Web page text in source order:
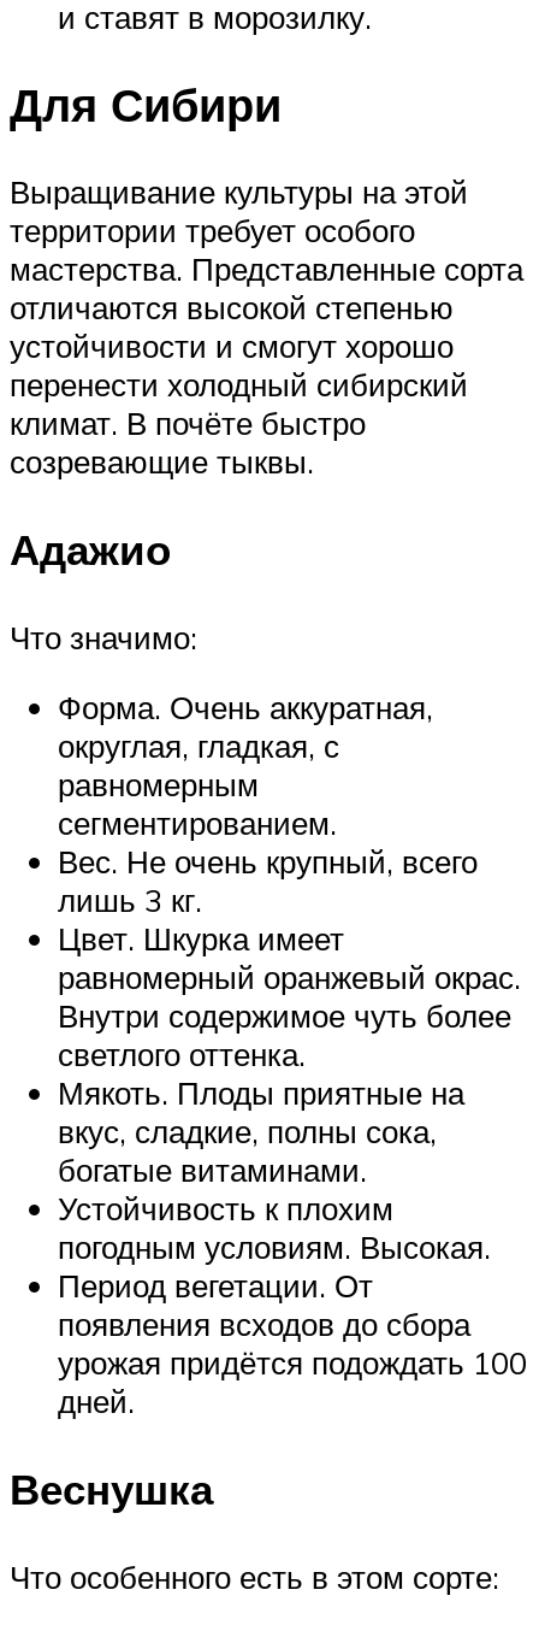
и ставят в морозилку.
Для Сибири
Выращивание культуры на этой
территории требует особого
мастерства. Представленные сорта
отличаются высокой степенью
устойчивости и смогут хорошо
перенести холодный сибирский
климат. В почёте быстро
созревающие тыквы.
Адажио
Что значимо:
Форма. Очень аккуратная,
округлая, гладкая, с
равномерным
сегментированием.
Вес. Не очень крупный, всего
лишь 3 кг.
Цвет. Шкурка имеет
равномерный оранжевый окрас.
Внутри содержимое чуть более
светлого оттенка.
Мякоть. Плоды приятные на
вкус, сладкие, полны сока,
богатые витаминами.
Устойчивость к плохим
погодным условиям. Высокая.
Период вегетации. От
появления всходов до сбора
урожая придётся подождать 100
дней.
Веснушка
Что особенного есть в этом сорте: